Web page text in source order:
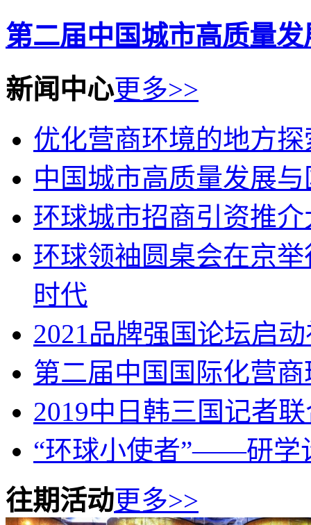
第二届中国城市高质量
新闻中心更多>>
优化营商环境的地方
中国城市高质量发展
环球城市招商引资推
环球领袖圆桌会在京
时代
2021品牌强国论坛启
第二届中国国际化营
2019中日韩三国记者
“环球小使者”——研学
往期活动更多>>